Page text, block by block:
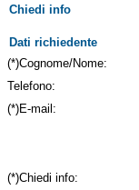
Chiedi info
Dati richiedente
(*)Cognome/Nome:
Telefono:
(*)E-mail:
(*)Chiedi info: